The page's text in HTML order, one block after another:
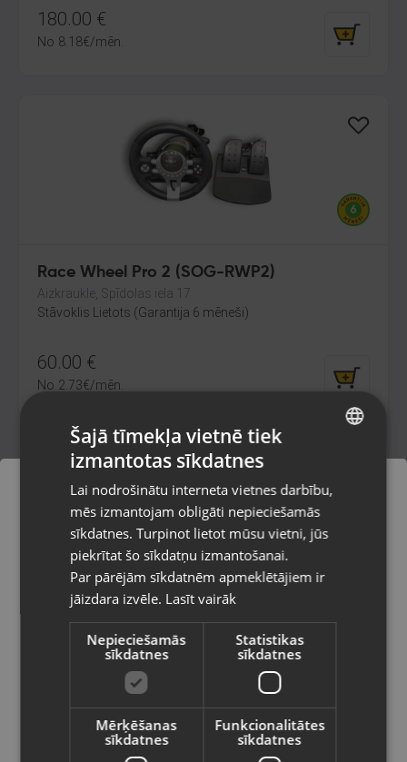
180.00 €
No 8.18€/mēn.
Race Wheel Pro 2 (SOG-RWP2)
Aizkraukle, Spīdolas iela 17
Stāvoklis Lietots (Garantija 6 mēneši)
60.00 €
No 2.73€/mēn.
Kuldīga, Liepājas iela 9
Stāvoklis Lietots (Garantija 6 mēneši)
190.00€
/mēn.
Pasūtījumi tiks piegādāti uz
izvēlēto valsti
Vietnes saturs būs attēlots izvēlētajā
valodā
Valsts
RUSSIAN
Šajā tīmekļa vietnē tiek
izmantotas sīkdatnes
Lai nodrošinātu interneta vietnes darbību,
mēs izmantojam obligāti nepieciešamās
sīkdatnes. Turpinot lietot mūsu vietni, jūs
piekrītat šo sīkdatņu izmantošanai.
Par pārējām sīkdatnēm apmeklētājiem ir
jāizdara izvēle. Lasīt vairāk
Nepieciešamās
sīkdatnes
Statistikas
sīkdatnes
Mērķēšanas
sīkdatnes
Funkcionalitātes
sīkdatnes